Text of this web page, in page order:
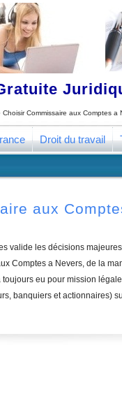
Choisir Commissaire aux Comptes a
Droit du travail
aux
valide les décisions
Comptes a Nevers, de la
eu pour mission
banquiers et actionnaires)